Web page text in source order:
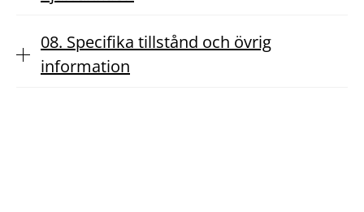
08. Specifika tillstånd och övrig
information